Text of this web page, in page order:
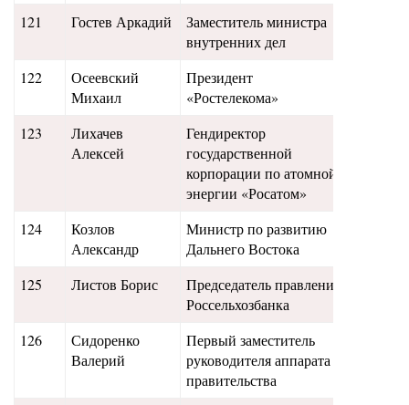
121 Гостев Аркадий
Заместитель министра
внутренних дел
122
Осеевский
Михаил
Президент
«Ростелекома»
123
Лихачев
Алексей
Гендиректор
государственной
корпорации по атомной
энергии «Росатом»
124
Козлов
Александр
Министр по развитию
Дальнего Востока
125 Листов Борис
Председатель правления
Россельхозбанка
126
Сидоренко
Валерий
Первый заместитель
руководителя аппарата
правительства